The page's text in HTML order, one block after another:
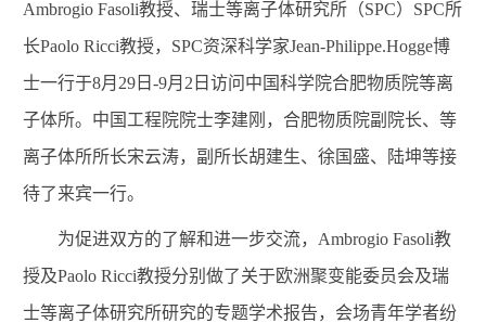
Ambrogio Fasoli教授、瑞士等离子体研究所（SPC） SPC所
长Paolo Ricci教授， SPC资深科学家Jean-Philippe.Hogge博
士一行于8月 29 日 -9月 2 日访问中国科学院合肥物质院等离
子体所。中国工程院院士李建刚，合肥物质院副院长、 等
离子体所所长宋云涛， 副所长胡建生、徐国盛、陆坤等接
待了来宾一行。
为促进双方的了解和进一步交流， Ambrogio Fasoli教
授及Paolo Ricci教授分别做了关于欧洲聚变能委员会及瑞
士等离子体研究所研究的专题学术报告，会场青年学者纷